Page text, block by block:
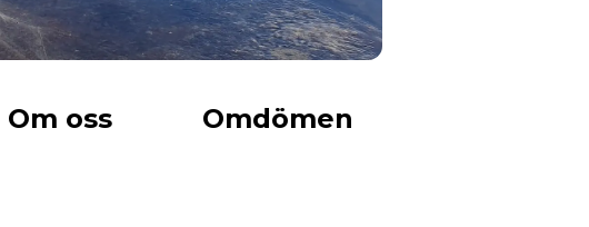
Om oss Omdömen